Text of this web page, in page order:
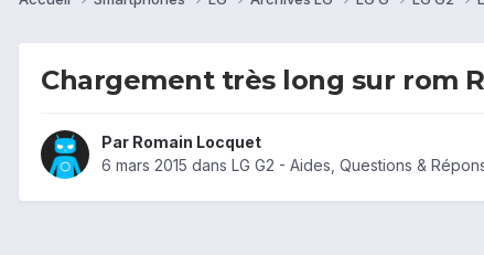
Chargement très long sur rom
Par Romain Locquet
6 mars 2015 dans LG G2 - Aides, Questions &